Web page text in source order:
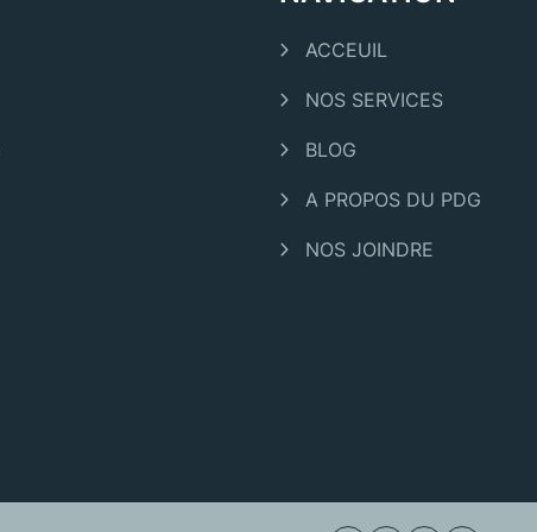
ACCEUIL
NOS SERVICES
BLOG
A PROPOS DU PDG
NOS JOINDRE